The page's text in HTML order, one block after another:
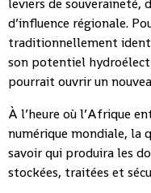
leviers de souveraineté,
d’influence régionale.
traditionnellement
son potentiel
pourrait ouvrir un
À l’heure où l’Afrique
numérique mondiale, la
savoir qui produira les
stockées, traitées et